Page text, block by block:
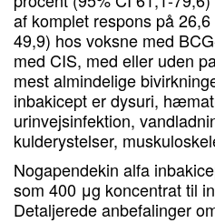
af komplet respons på
49,9) hos voksne med
med CIS, med eller uden
mest almindelige
inbakicept er dysuri,
urinvejsinfektion,
kulderystelser,
Nogapendekin alfa
som 400 μg koncentrat til
Detaljerede anbefalinger